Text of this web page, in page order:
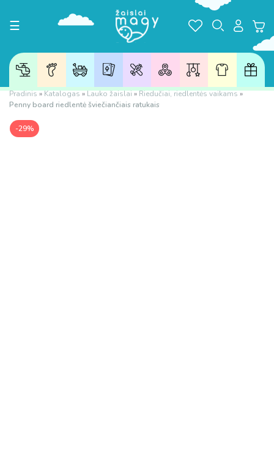
Toggle navigation
☰
Pradinis»Katalogas»Lauko žaislai»Riedučiai, riedlentės vaikams»
Penny board riedlentė šviečiančiais ratukais
-29%